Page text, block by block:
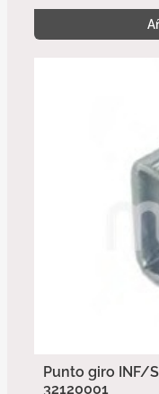
Punto giro INF/
32120001